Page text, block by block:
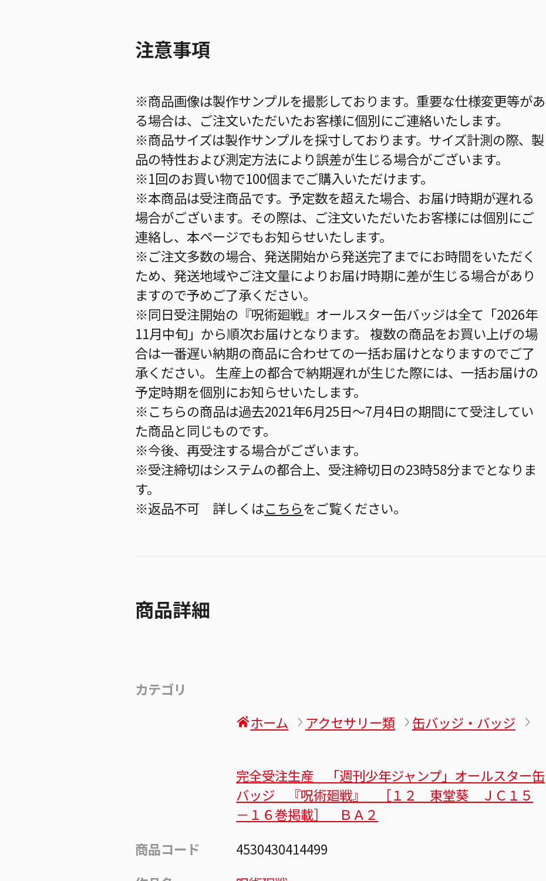
注意事項
※商品画像は製作サンプルを撮影しております。重要な仕様変更等があ
る場合は、ご注文いただいたお客様に個別にご連絡いたします。
※商品サイズは製作サンプルを採寸しております。サイズ計測の際、製
品の特性および測定方法により誤差が生じる場合がございます。
※1回のお買い物で100個までご購入いただけます。
※本商品は受注商品です。予定数を超えた場合、お届け時期が遅れる
場合がございます。その際は、ご注文いただいたお客様には個別にご
連絡し、本ページでもお知らせいたします。
※ご注文多数の場合、発送開始から発送完了までにお時間をいただく
ため、発送地域やご注文量によりお届け時期に差が生じる場合があり
ますので予めご了承ください。
※同日受注開始の『呪術廻戦』オールスター缶バッジは全て「2026年
11月中旬」から順次お届けとなります。 複数の商品をお買い上げの場
合は一番遅い納期の商品に合わせての一括お届けとなりますのでご了
承ください。 生産上の都合で納期遅れが生じた際には、一括お届けの
予定時期を個別にお知らせいたします。
※こちらの商品は過去2021年6月25日～7月4日の期間にて受注してい
た商品と同じものです。
※今後、再受注する場合がございます。
※受注締切はシステムの都合上、受注締切日の23時58分までとなりま
す。
※返品不可 詳しくはこちらをご覧ください。
商品詳細
カテゴリ
ホーム
アクセサリー類 缶バッジ・バッジ
完全受注生産 「週刊少年ジャンプ」オールスター缶
バッジ 『呪術廻戦』 ［１２ 東堂葵 ＪＣ１５
－１６巻掲載］ ＢＡ２
商品コード
4530430414499